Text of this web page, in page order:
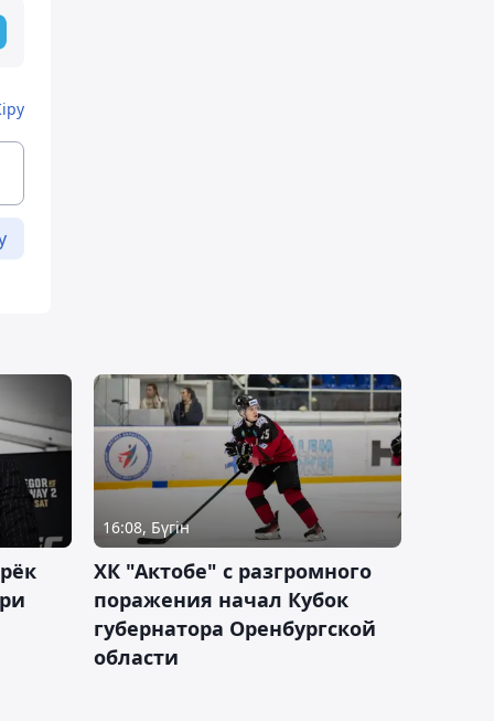
16:08, Бүгін
ХК "Актобе" с разгромного
поражения начал Кубок
губернатора Оренбургской
области